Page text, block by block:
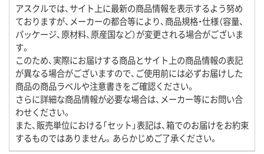
アスクルでは、サイト上に最新の商品情報を表示するよう努め
ておりますが、メーカーの都合等により、商品規格・仕様（容量、
パッケージ、原材料、原産国など）が変更される場合がございま
す。
このため、実際にお届けする商品とサイト上の商品情報の表記
が異なる場合がございますので、ご使用前には必ずお届けした
商品の商品ラベルや注意書きをご確認ください。
さらに詳細な商品情報が必要な場合は、メーカー等にお問い合
わせください。
また、販売単位における「セット」表記は、箱でのお届けをお約束
するものではありません。あらかじめご了承ください。